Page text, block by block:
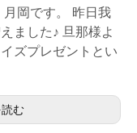
岡です。 昨日我
ました♪ 旦那様よ
ズプレゼントとい
む